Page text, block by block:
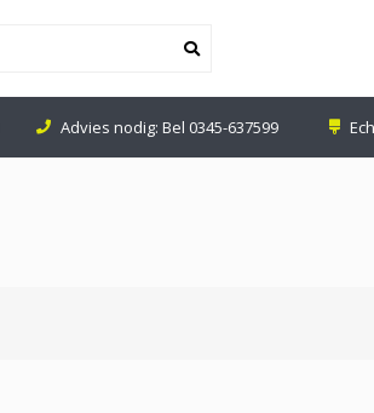
Advies nodig: Bel 0345-637599